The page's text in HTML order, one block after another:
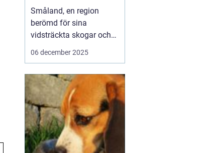
majestätiska älgar
Småland, en region
berömd för sina
vidsträckta skogar och
glittrande sjöar, har mer
väntar en speciell
upplevelse för dem som
vill se älgar i...
06 december 2025